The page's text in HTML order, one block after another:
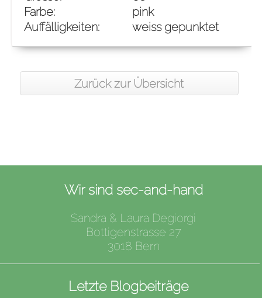
Farbe:
pink
Auffälligkeiten:
weiss gepunktet
Zurück zur Übersicht
Wir sind sec-and-hand
Sandra & Laura Degiorgi
Bottigenstrasse 27
3018 Bern
Letzte Blogbeiträge